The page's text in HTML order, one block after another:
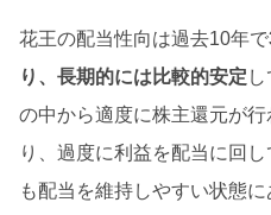
花王の配当性向は過去10年で
り、長期的には比較的安定
の中から適度に株主還元が
り、過度に利益を配当に回
も配当を維持しやすい状態